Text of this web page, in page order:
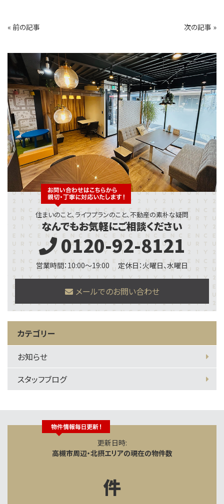
« 前の記事 次の記事 »
住まいのこと、ライフプランのこと、不動産の素朴な疑問
なんでもお気軽にご相談ください
0120-92-8121
営業時間：10:00～19:00 定休日：火曜日、水曜日
メールでのお問い合わせ
カテゴリー
お知らせ
スタッフブログ
更新日時:
高槻市周辺・北摂エリアの現在の物件数
件